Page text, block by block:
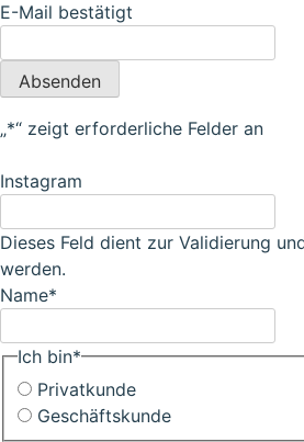
E-Mail bestätigt
Absenden
„*“ zeigt erforderliche Felder an
Instagram
Dieses Feld dient zur Validierung
werden.
Name*
Ich bin*
Privatkunde
Geschäftskunde